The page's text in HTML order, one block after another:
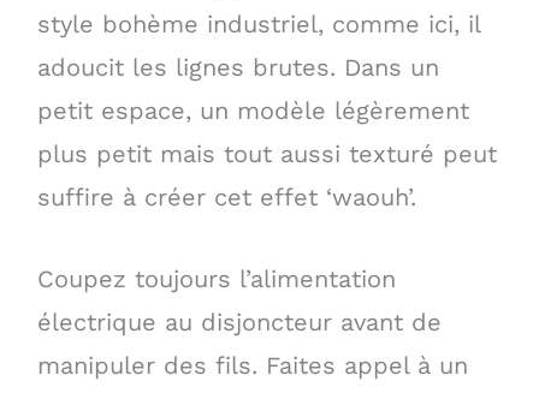
style bohème industriel, comme ici, il
adoucit les lignes brutes. Dans un
petit espace, un modèle légèrement
plus petit mais tout aussi texturé peut
suffire à créer cet effet ‘waouh’.
Coupez toujours l’alimentation
électrique au disjoncteur avant de
manipuler des fils. Faites appel à un